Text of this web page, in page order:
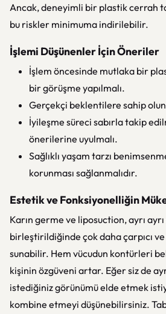
Ancak, deneyimli bir plastik cerrah
bu riskler minimuma indirilebilir.
İşlemi Düşünenler İçin Öneriler
İşlem öncesinde mutlaka bir
bir görüşme yapılmalı.
Gerçekçi beklentilere sahip
İyileşme süreci sabırla takip
önerilerine uyulmalı.
Sağlıklı yaşam tarzı
korunması sağlanmalıdır.
Estetik ve Fonksiyonelliğin
Karın germe ve liposuction, ayrı
birleştirildiğinde çok daha çarpıcı
sunabilir. Hem vücudun kontürleri
kişinin özgüveni artar. Eğer siz de
istediğiniz görünümü elde etmek
kombine etmeyi düşünebilirsiniz.